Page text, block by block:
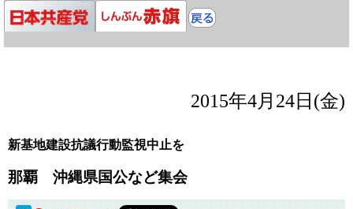
2015年4月24日(金)
新基地建設抗議行動監視中止を
那覇 沖縄県国公など集会